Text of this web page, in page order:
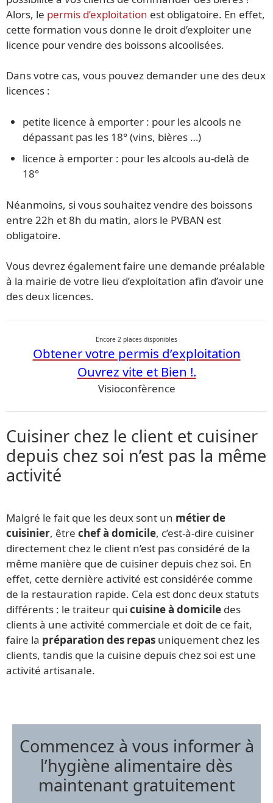
Alors, le permis d’exploitation est obligatoire. En effet,
cette formation vous donne le droit d’exploiter une
licence pour vendre des boissons alcoolisées.
Dans votre cas, vous pouvez demander une des deux
licences :
petite licence à emporter : pour les alcools ne
dépassant pas les 18° (vins, bières …)
licence à emporter : pour les alcools au-delà de
18°
Néanmoins, si vous souhaitez vendre des boissons
entre 22h et 8h du matin, alors le PVBAN est
obligatoire.
Vous devrez également faire une demande préalable
à la mairie de votre lieu d’exploitation afin d’avoir une
des deux licences.
Encore 2 places disponibles
Obtener votre permis d’exploitation
Ouvrez vite et Bien !.
Visioconfèrence
Cuisiner chez le client et cuisiner
depuis chez soi n’est pas la même
activité
Malgré le fait que les deux sont un métier de
cuisinier, être chef à domicile, c’est-à-dire cuisiner
directement chez le client n’est pas considéré de la
même manière que de cuisiner depuis chez soi. En
effet, cette dernière activité est considérée comme
de la restauration rapide. Cela est donc deux statuts
différents : le traiteur qui cuisine à domicile des
clients à une activité commerciale et doit de ce fait,
faire la préparation des repas uniquement chez les
clients, tandis que la cuisine depuis chez soi est une
activité artisanale.
Commencez à vous informer à
l’hygiène alimentaire dès
maintenant gratuitement